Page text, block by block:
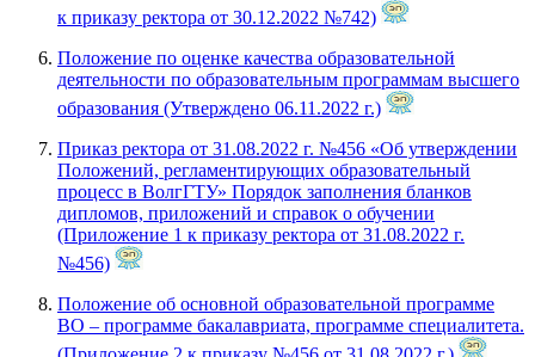
к приказу ректора от 30.12.2022 №742)
Положение по оценке качества образовательной
деятельности по образовательным программам высшего
образования (Утверждено 06.11.2022 г.)
Приказ ректора от 31.08.2022 г. №456 «Об утверждении
Положений, регламентирующих образовательный
процесс в ВолгГТУ» Порядок заполнения бланков
дипломов, приложений и справок о обучении
(Приложение 1 к приказу ректора от 31.08.2022 г.
№456)
Положение об основной образовательной программе
ВО – программе бакалавриата, программе специалитета.